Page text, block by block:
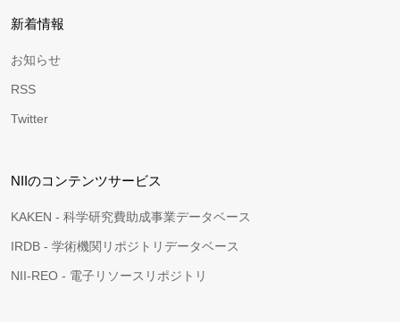
新着情報
お知らせ
RSS
Twitter
NIIのコンテンツサービス
KAKEN - 科学研究費助成事業データベース
IRDB - 学術機関リポジトリデータベース
NII-REO - 電子リソースリポジトリ